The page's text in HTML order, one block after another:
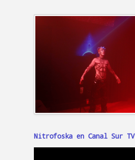
Nitrofoska en Canal Sur TV